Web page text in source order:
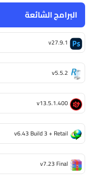
البرامج الشائعة
v27.9.1
v5.5.2
v13.5.1.400
v6.43 Build 3 + Retail
v7.23 Final